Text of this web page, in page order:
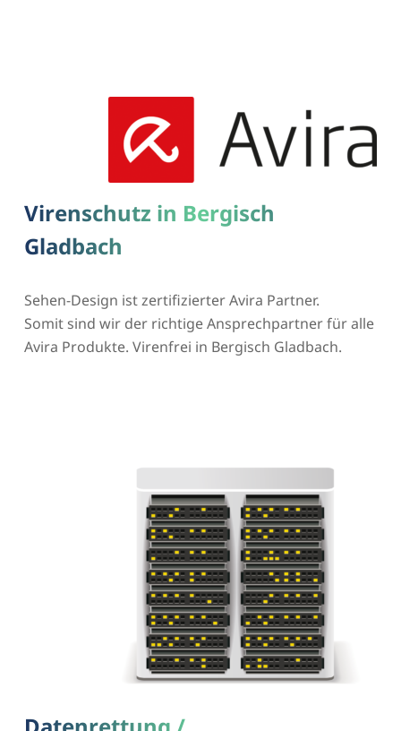
Virenschutz in Bergisch
Gladbach
Sehen-Design ist zertifizierter Avira Partner.
Somit sind wir der richtige Ansprechpartner für alle
Avira Produkte. Virenfrei in Bergisch Gladbach.